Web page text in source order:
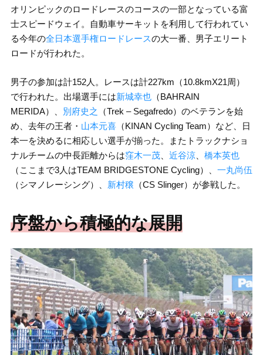
オリンピックのロードレースのコースの一部となっている富
士スピードウェイ。自動車サーキットを利用して行われてい
る今年の全日本選手権ロードレースの大一番、男子エリート
ロードが行われた。
男子の参加は計152人。レースは計227km（10.8kmX21周）
で行われた。出場選手には新城幸也（BAHRAIN
MERIDA）、 別府史之
（Trek – Segafredo）のベテランを始
め、去年の王者・ 山本元喜（KINAN Cycling Team）など、日
本一を決めるに相応しい選手が揃った。またトラックナショ
ナルチームの中長距離からは窪木一茂、 近谷涼、 橋本英也
（ここまで3人はTEAM BRIDGESTONE Cycling）、 一丸尚伍
（シマノレーシング）、 新村穣 （CS Slinger）が参戦した。
序盤から積極的な展開